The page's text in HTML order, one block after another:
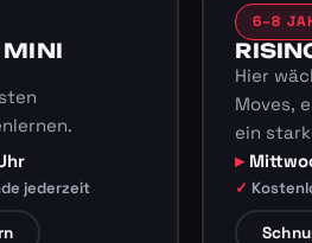
MINI
jederzeit
6–8
Hier
Moves,
ein